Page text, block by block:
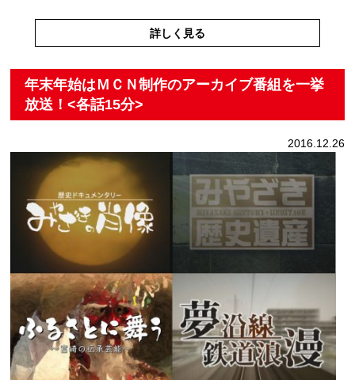
詳しく見る
年末年始はＭＣＮ制作のアーカイブ番組を一挙
放送！<各話15分>
2016.12.26